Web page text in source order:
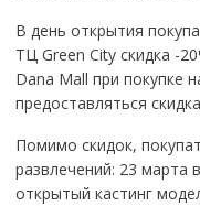
В день открытия
ТЦ Green City скидка -
Dana Mall при покупке
предоставляться
Помимо скидок,
развлечений: 23 марта
открытый кастинг